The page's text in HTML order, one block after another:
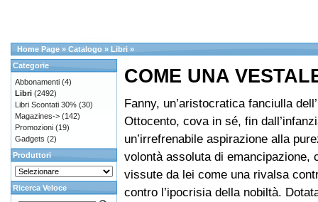
Home Page » Catalogo » Libri »
COME UNA
Fanny, un’aristocratica fanciulla
Ottocento, cova in sé, fin
un’irrefrenabile aspirazione alla
volontà assoluta di emancipazione,
vissute da lei come una rivalsa
contro l’ipocrisia della nobiltà.
Categorie
Abbonamenti (4)
Libri (2492)
Libri Scontati 30% (30)
Magazines-> (142)
Promozioni (19)
Gadgets (2)
Produttori
Ricerca Veloce